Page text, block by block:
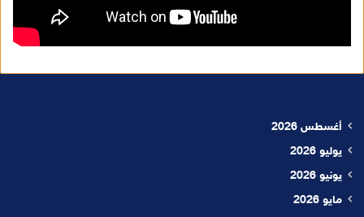
أغسطس 2026
يوليو 2026
يونيو 2026
مايو 2026